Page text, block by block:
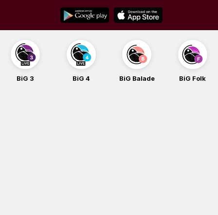
content
BiG 4 BiG Balade BiG Folk BiG iG